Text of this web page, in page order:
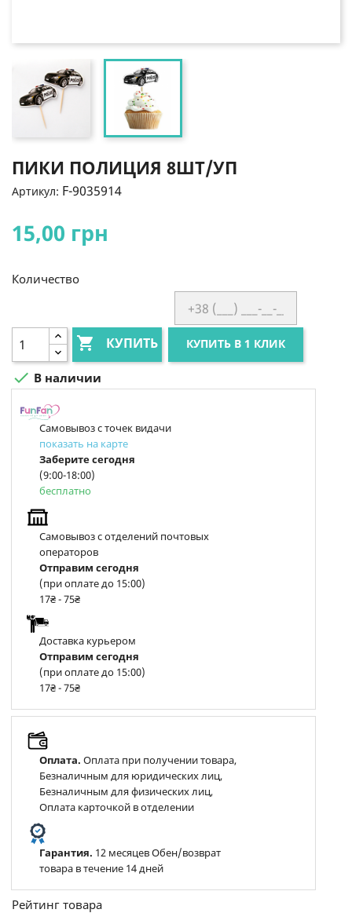
ПИКИ ПОЛИЦИЯ 8ШТ/УП
Артикул: F-9035914
15,00 грн
Количество
 КУПИТЬ КУПИТЬ В 1 КЛИК
 В наличии
Самовывоз с точек видачи
показать на карте
Заберите сегодня
(9:00-18:00)
бесплатно
Самовывоз с отделений почтовых
операторов
Отправим сегодня
(при оплате до 15:00)
17₴ - 75₴
Доставка курьером
Отправим сегодня
(при оплате до 15:00)
17₴ - 75₴
Оплата. Оплата при получении товара,
Безналичным для юридических лиц,
Безналичным для физических лиц,
Оплата карточкой в отделении
Гарантия. 12 месяцев Обен/возврат
товара в течение 14 дней
Рейтинг товара